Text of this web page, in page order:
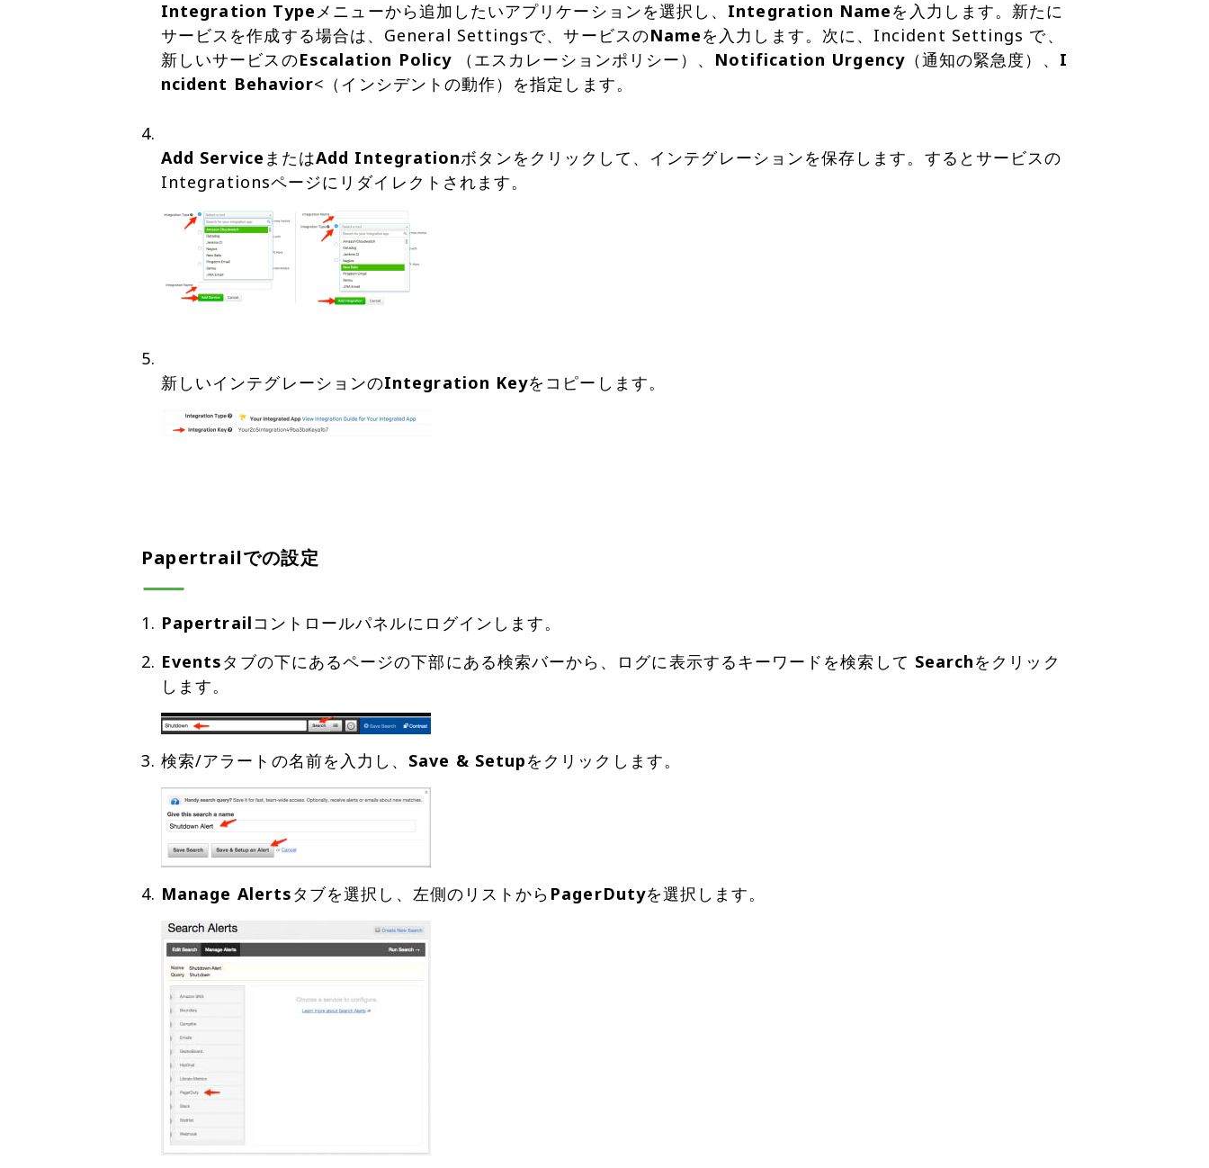
Integration Typeメニューから追加したいアプリケーションを選択し、 Integration Nameを入力します。新たに
サービスを作成する場合は、General Settingsで、サービスのNameを入力します。次に、Incident Settings で、
新しいサービスのEscalation Policy （エスカレーションポリシー）、 Notification Urgency（通知の緊急度）、 I
ncident Behavior<（インシデントの動作）を指定します。
Add Service またはAdd Integrationボタンをクリックして、インテグレーションを保存します。するとサービスの
新しいインテグレーションのIntegration Key
Papertrailでの設定
Papertrailコントロールパネルにログインします。
Eventsタブの下にあるページの下部にある検索バーから、ログに表示するキーワードを検索して Searchをクリック
検索/アラートの名前を入力し、 Save & Setup
Manage Alertsタブを選択し、左側のリストから PagerDuty